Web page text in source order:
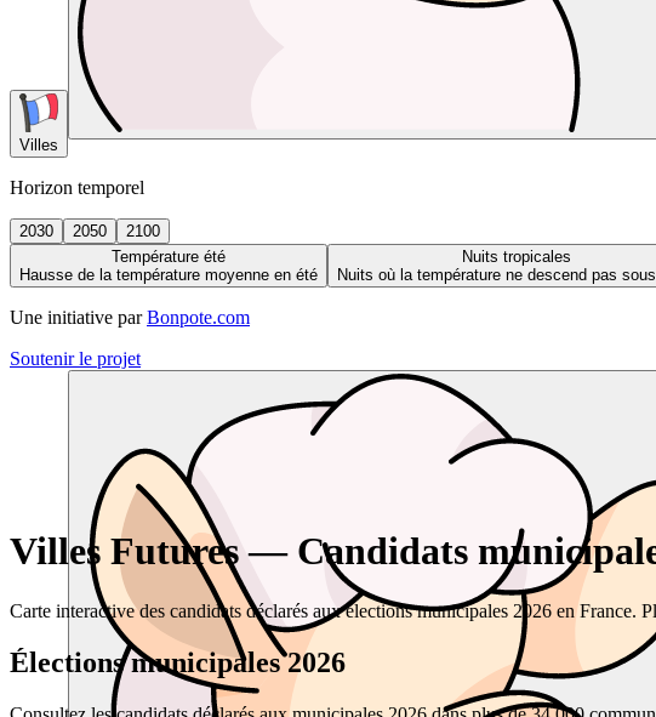
Villes
Horizon temporel
2030 2050
2100
Température été
Hausse de la température moyenne en été
Nuits tropicales
Nuits où la température ne descend pas
Une initiative par Bonpote.com
Soutenir le projet
Villes Futures — Candidats
Carte interactive des candidats déclarés aux élections municipales 2026 en France.
Élections municipales 2026